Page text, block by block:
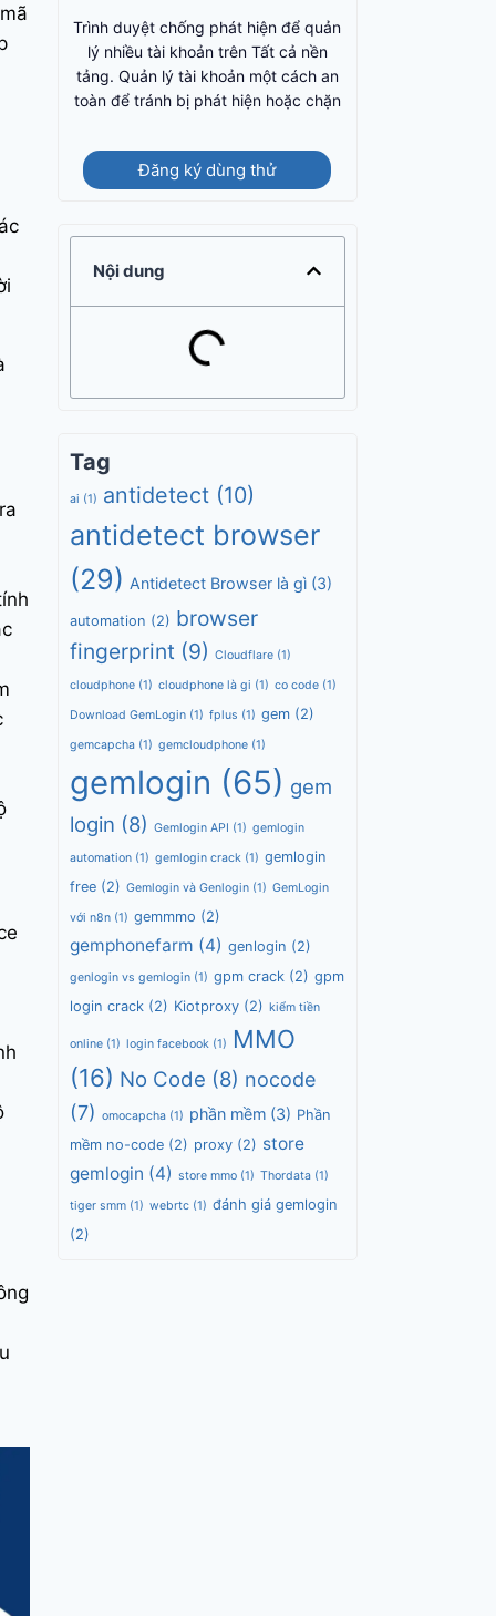
Trình duyệt chống phát hiện để quản
lý nhiều tài khoản trên Tất cả nền
tảng. Quản lý tài khoản một cách an
toàn để tránh bị phát hiện hoặc chặn
Đăng ký dùng thử
Nội dung
Tag
ai (1) antidetect(10)
antidetect browser
(29) Antidetect Browser là gì(3)
automation (2) browser
fingerprint(9) Cloudflare(1)
cloudphone(1) cloudphone là gi (1) co code(1)
Download GemLogin(1) fplus (1) gem(2)
gemcapcha(1) gemcloudphone(1)
gemlogin (65) gem
login (8) Gemlogin API (1) gemlogin
automation(1) gemlogin crack(1) gemlogin
free(2) Gemlogin và Genlogin(1) GemLogin
với n8n(1) gemmmo (2)
gemphonefarm (4) genlogin (2)
genlogin vs gemlogin(1) gpm crack(2) gpm
login crack(2) Kiotproxy(2) kiểm tiền
online(1) login facebook(1)
MMO
(16) No Code (8) nocode
(7) omocapcha(1) phần mềm(3) Phần
mềm no-code(2) proxy(2) store
gemlogin (4) store mmo(1) Thordata(1)
tiger smm(1) webrtc(1) đánh giá gemlogin
(2)